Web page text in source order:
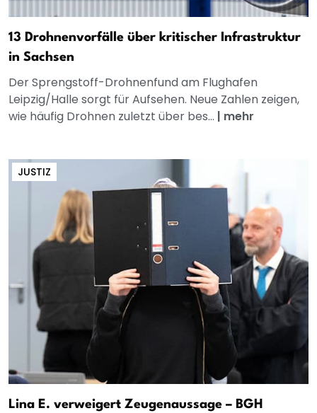
13 Drohnenvorfälle über kritischer Infrastruktur
in Sachsen
Der Sprengstoff-Drohnenfund am Flughafen
Leipzig/Halle sorgt für Aufsehen. Neue Zahlen zeigen,
wie häufig Drohnen zuletzt über bes... | mehr
JUSTIZ
Lina E. verweigert Zeugenaussage – BGH